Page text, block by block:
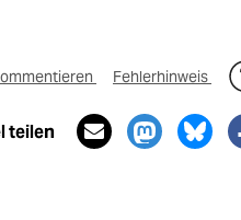
Fehlerhinweis
teilen